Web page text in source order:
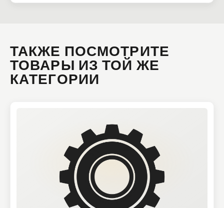
ТАКЖЕ ПОСМОТРИТЕ
ТОВАРЫ ИЗ ТОЙ ЖЕ
КАТЕГОРИИ